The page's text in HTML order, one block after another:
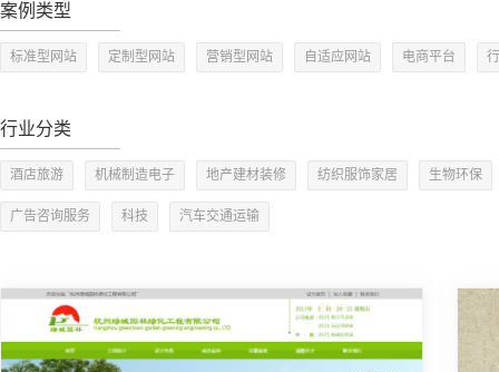
案例类型
标准型网站 定制型网站 营销型网站 自适应网站 电商平台
行业分类
酒店旅游 机械制造电子 地产建材装修 纺织服饰家居 生物环保
广告咨询服务 科技 汽车交通运输